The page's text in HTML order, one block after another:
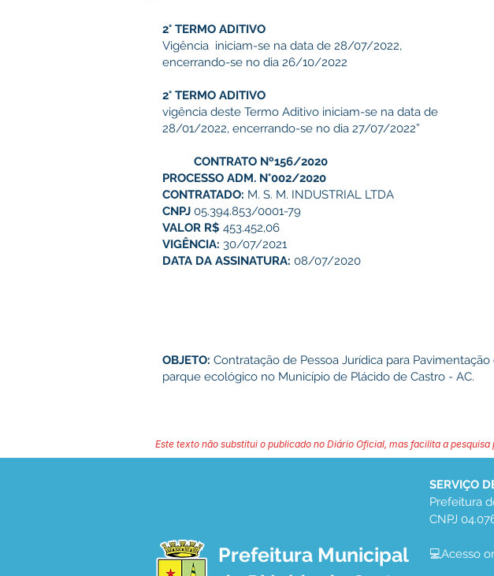
2° TERMO ADITIVO
Vigência iniciam-se na data de 28/07/2022,
encerrando-se no dia 26/10/2022
2° TERMO ADITIVO
vigência deste Termo Aditivo iniciam-se na data de
28/01/2022, encerrando-se no dia 27/07/2022”
CONTRATO Nº156/2020
PROCESSO ADM. N°002/2020
CONTRATADO: M. S. M. INDUSTRIAL LTDA
CNPJ 05.394.853/0001-79
VALOR R$ 453.452,06
VIGÊNCIA: 30/07/2021
DATA DA ASSINATURA: 08/07/2020
OBJETO: Contratação de Pessoa Jurídica para Pavimentação
parque ecológico no Município de Plácido de Castro - AC.
Este texto não substitui o publicado no Diário Oficial, mas facilita a
Prefeitura Municipal
SERVIÇO
Prefeitura
CNPJ
💻Acesso